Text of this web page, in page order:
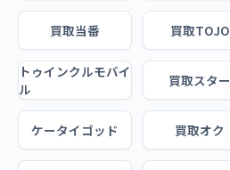
買取当番 買取TOJO
トゥインクルモバイ
ル
買取スター
ケータイゴッド 買取オク